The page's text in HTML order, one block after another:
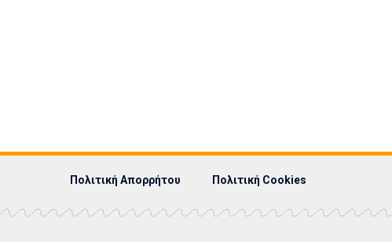
Πολιτική Απορρήτου Πολιτική Cookies